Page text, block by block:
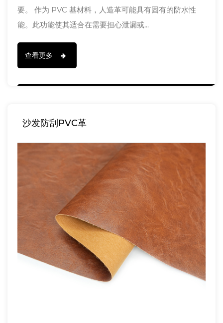
要。 作为 PVC 基材料，人造革可能具有固有的防水性
能。此功能使其适合在需要担心泄漏或...
查看更多
沙发防刮PVC革